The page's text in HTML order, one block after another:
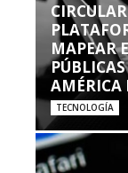
MAPEAR
TECNOLOGÍA